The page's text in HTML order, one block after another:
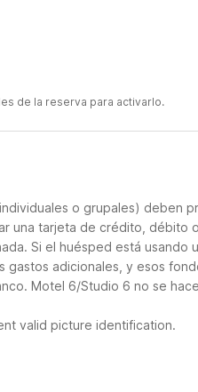
de la reserva para activarlo.
o grupales) deben
una tarjeta de crédito, débito
Si el huésped está usando
adicionales, y esos
Motel 6/Studio 6 no se
valid picture identification.